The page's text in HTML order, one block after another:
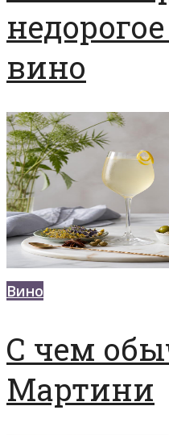
вино
Вино
С чем
Мартини